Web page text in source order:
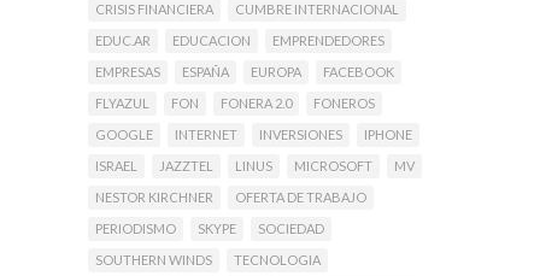
CRISIS FINANCIERA
CUMBRE INTERNACIONAL
EDUC.AR
EDUCACION
EMPRENDEDORES
EMPRESAS
ESPAÑA EUROPA
FACEBOOK
FLYAZUL
FON FONERA 2.0
FONEROS
GOOGLE
INTERNET INVERSIONES
IPHONE
ISRAEL
JAZZTEL LINUS MICROSOFT
MV
NESTOR KIRCHNER
OFERTA DE TRABAJO
PERIODISMO
SKYPE
SOCIEDAD
SOUTHERN WINDS
TECNOLOGIA